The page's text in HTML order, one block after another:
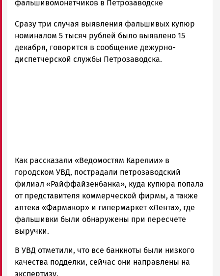
Новости
и
Карелии
|
Петрозаводск
фальшивомонетчиков в Петрозаводске
Сразу три случая выявления фальшивых купюр
номиналом 5 тысяч рублей было выявлено 15
декабря, говорится в сообщение дежурно-
диспетчерской службы Петрозаводска.
Как рассказали «Ведомостям Карелии» в
городском УВД, пострадали петрозаводский
филиал «Райффайзенбанка», куда купюра попала
от представителя коммерческой фирмы, а также
аптека «Фармакор» и гипермаркет «Лента», где
фальшивки были обнаружены при пересчете
выручки.
В УВД отметили, что все банкноты были низкого
качества подделки, сейчас они направлены на
экспертизу.